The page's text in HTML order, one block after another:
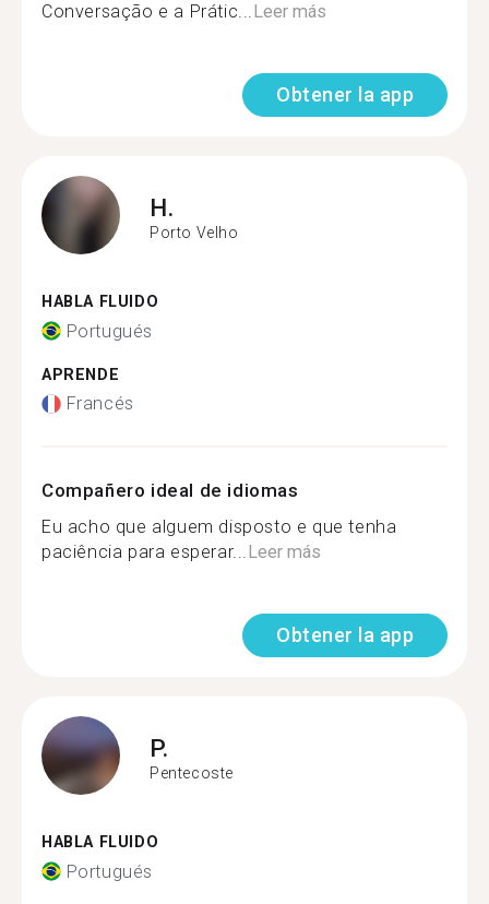
Conversação e a Prátic...Leer más
Obtener la app
H.
Porto Velho
HABLA FLUIDO
Portugués
APRENDE
Francés
Compañero ideal de idiomas
Eu acho que alguem disposto e que tenha
paciência para esperar...Leer más
Obtener la app
P.
Pentecoste
HABLA FLUIDO
Portugués